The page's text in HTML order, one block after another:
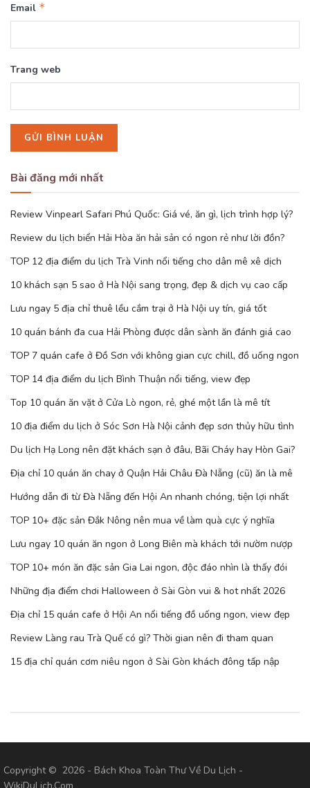
Email *
Trang web
Bài đăng mới nhất
Review Vinpearl Safari Phú Quốc: Giá vé, ăn gì, lịch trình hợp lý?
Review du lịch biển Hải Hòa ăn hải sản có ngon rẻ như lời đồn?
TOP 12 địa điểm du lịch Trà Vinh nổi tiếng cho dân mê xê dịch
10 khách sạn 5 sao ở Hà Nội sang trọng, đẹp & dịch vụ cao cấp
Lưu ngay 5 địa chỉ thuê lều cắm trại ở Hà Nội uy tín, giá tốt
10 quán bánh đa cua Hải Phòng được dân sành ăn đánh giá cao
TOP 7 quán cafe ở Đồ Sơn với không gian cực chill, đồ uống ngon
TOP 14 địa điểm du lịch Bình Thuận nổi tiếng, view đẹp
Top 10 quán ăn vặt ở Cửa Lò ngon, rẻ, ghé một lần là mê tít
10 địa điểm du lịch ở Sóc Sơn Hà Nội cảnh đẹp sơn thủy hữu tình
Du lịch Hạ Long nên đặt khách sạn ở đâu, Bãi Cháy hay Hòn Gai?
Địa chỉ 10 quán ăn chay ở Quận Hải Châu Đà Nẵng (cũ) ăn là mê
Hướng dẫn đi từ Đà Nẵng đến Hội An nhanh chóng, tiện lợi nhất
TOP 10+ đặc sản Đắk Nông nên mua về làm quà cực ý nghĩa
Lưu ngay 10 quán ăn ngon ở Long Biên mà khách tới nườm nượp
TOP 10+ món ăn đặc sản Gia Lai ngon, độc đáo nhìn là thấy đói
Những địa điểm chơi Halloween ở Sài Gòn vui & hot nhất 2026
Địa chỉ 15 quán cafe ở Hội An nổi tiếng đồ uống ngon, view đẹp
Review Làng rau Trà Quế có gì? Thời gian nên đi tham quan
15 địa chỉ quán cơm niêu ngon ở Sài Gòn khách đông tấp nập
Copyright © 2026 - Bách Khoa Toàn Thư Về Du Lịch -